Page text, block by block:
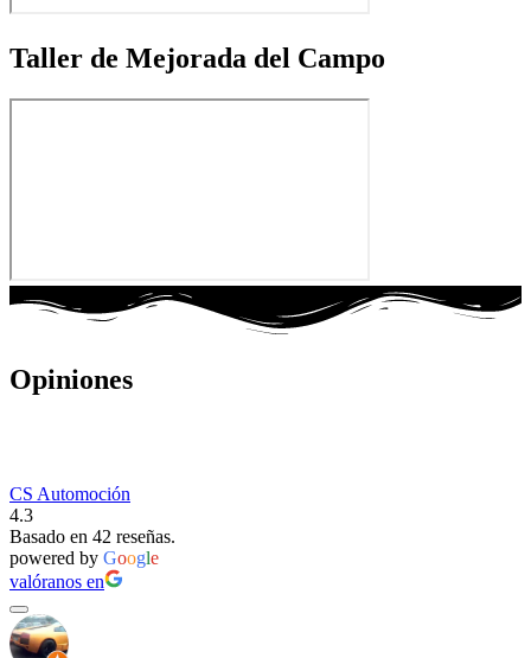
Taller de Mejorada del Campo
Opiniones
CS Automoción
4.3
Basado en 42 reseñas.
powered by Google
valóranos en